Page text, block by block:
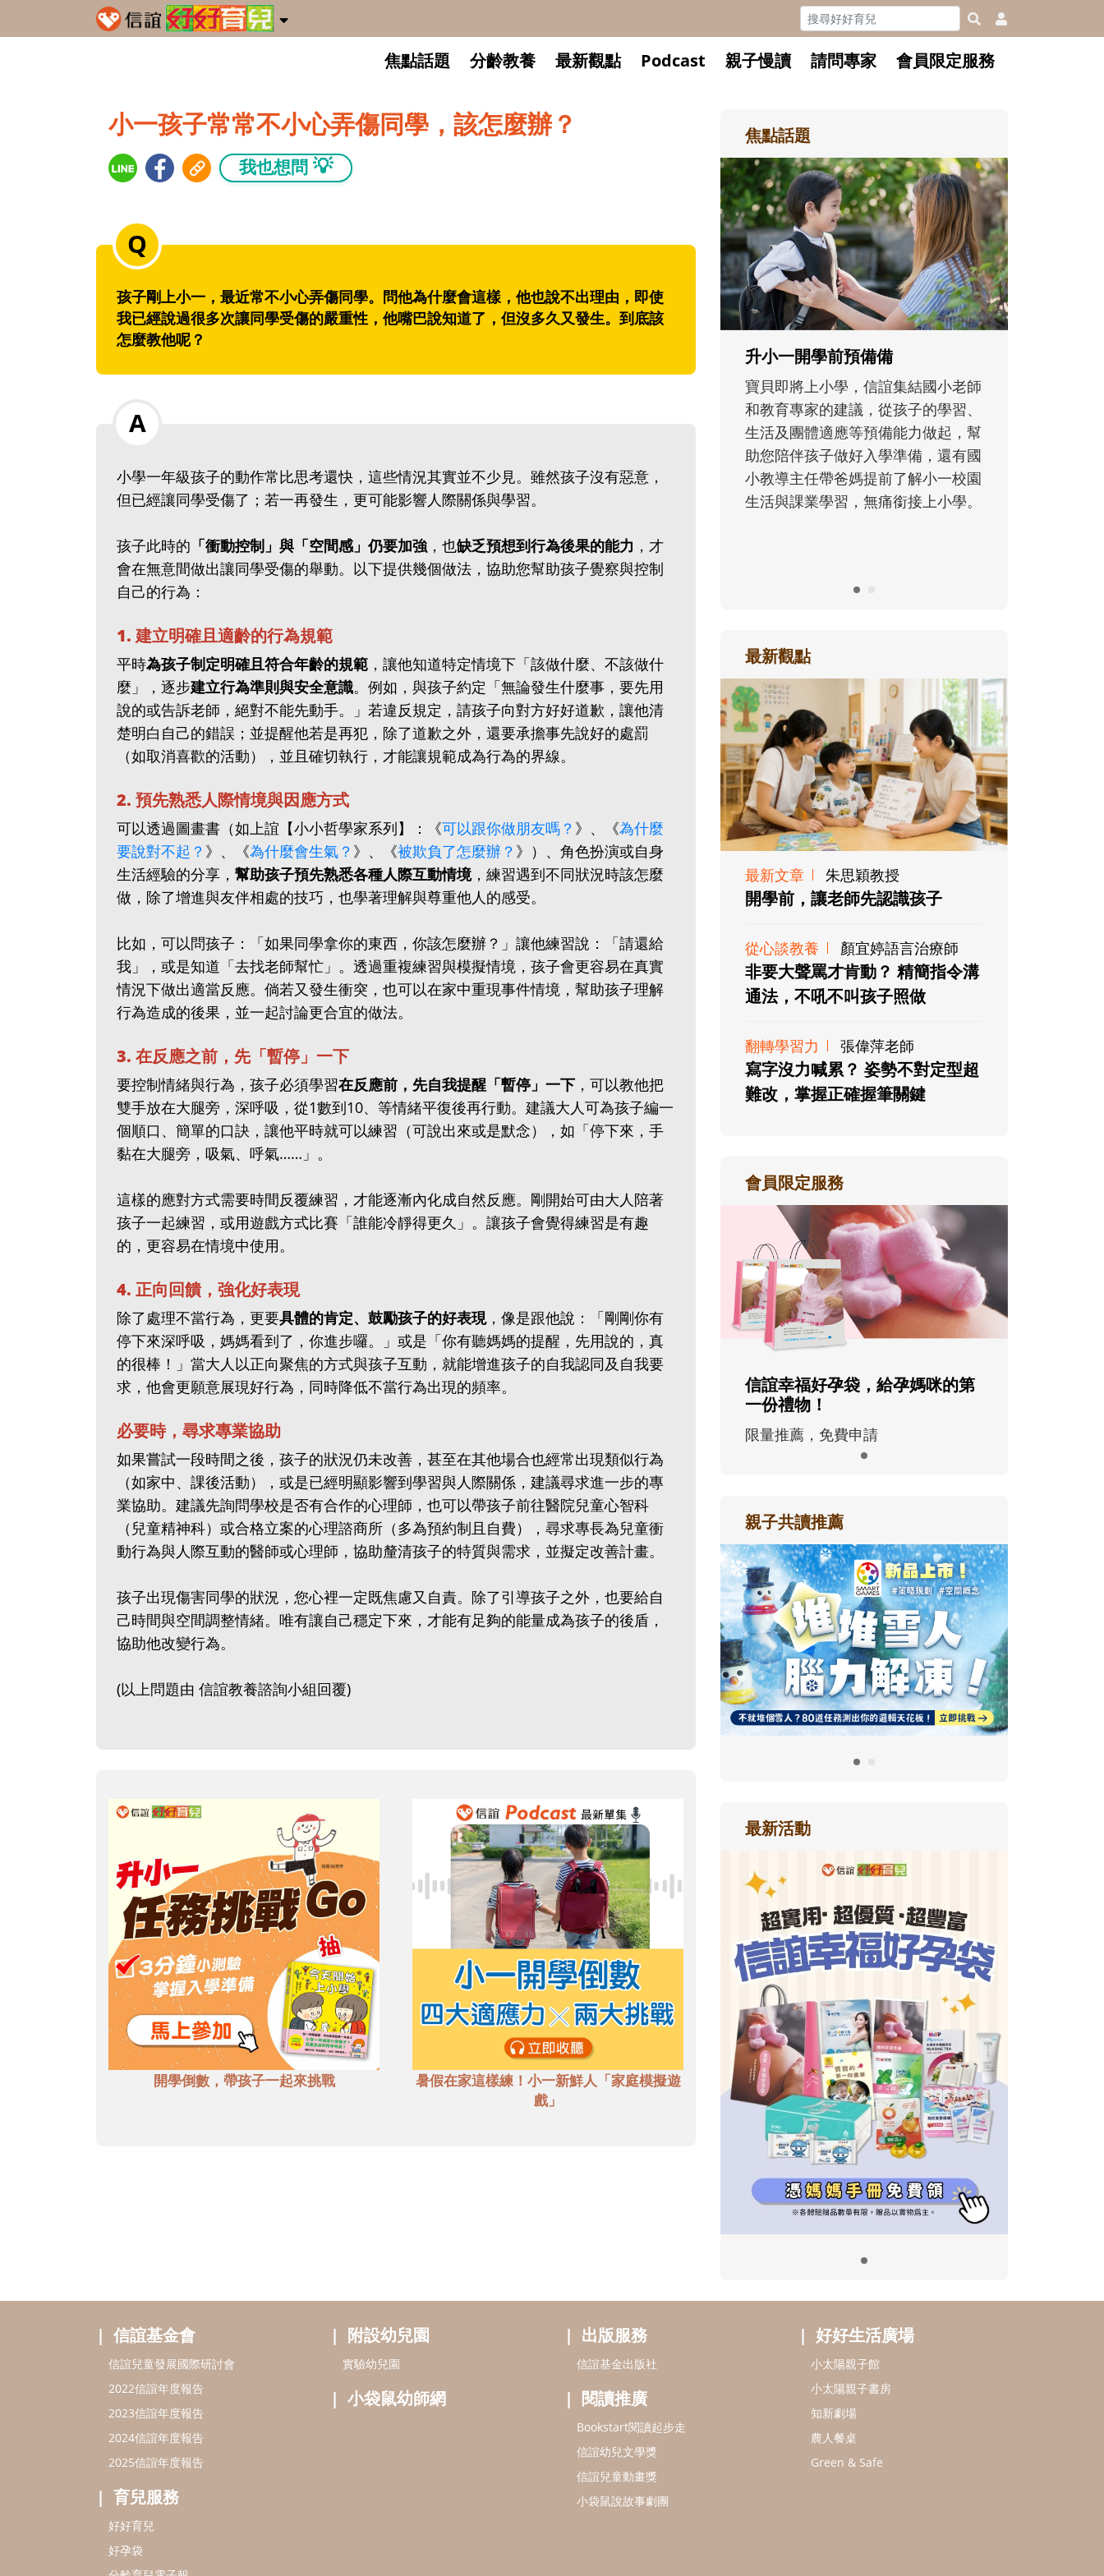
焦點話題 分齡教養 最新觀點 Podcast 親子慢讀 請問專家 會員限定服務
小一孩子常常不小心弄傷同學，該怎麼辦？
我也想問 💡
孩子剛上小一，最近常不小心弄傷同學。問他為什麼會這樣，他也說不出理由，即使
我已經說過很多次讓同學受傷的嚴重性，他嘴巴說知道了，但沒多久又發生。到底該
怎麼教他呢？
小學一年級孩子的動作常比思考還快，這些情況其實並不少見。雖然孩子沒有惡意，
但已經讓同學受傷了；若一再發生，更可能影響人際關係與學習。
孩子此時的 「衝動控制」與「空間感」仍要加強 ，也缺乏預想到行為後果的能力 ，才
會在無意間做出讓同學受傷的舉動。以下提供幾個做法，協助您幫助孩子覺察與控制
自己的行為：
1. 建立明確且適齡的行為規範
平時為孩子制定明確且符合年齡的規範 ，讓他知道特定情境下「該做什麼、不該做什
麼」，逐步建立行為準則與安全意識。例如，與孩子約定「無論發生什麼事，要先用
說的或告訴老師，絕對不能先動手。」若違反規定，請孩子向對方好好道歉，讓他清
楚明白自己的錯誤；並提醒他若是再犯，除了道歉之外，還要承擔事先說好的處罰
（如取消喜歡的活動），並且確切執行，才能讓規範成為行為的界線。
2. 預先熟悉人際情境與因應方式
可以透過圖畫書（如上誼【小小哲學家系列】：《可以跟你做朋友嗎？ 》、《為什麼
要說對不起？ 》、《為什麼會生氣？ 》、《被欺負了怎麼辦？ 》）、角色扮演或自身
生活經驗的分享， 幫助孩子預先熟悉各種人際互動情境，練習遇到不同狀況時該怎麼
做，除了增進與友伴相處的技巧，也學著理解與尊重他人的感受。
比如，可以問孩子：「如果同學拿你的東西，你該怎麼辦？」讓他練習說：「請還給
我」，或是知道「去找老師幫忙」。透過重複練習與模擬情境，孩子會更容易在真實
情況下做出適當反應。倘若又發生衝突，也可以在家中重現事件情境，幫助孩子理解
行為造成的後果，並一起討論更合宜的做法。
3. 在反應之前，先「暫停」一下
要控制情緒與行為，孩子必須學習在反應前，先自我提醒「暫停」一下 ，可以教他把
雙手放在大腿旁，深呼吸，從1數到10、等情緒平復後再行動。建議大人可為孩子編一
個順口、簡單的口訣，讓他平時就可以練習（可說出來或是默念），如「停下來，手
黏在大腿旁，吸氣、呼氣……」。
這樣的應對方式需要時間反覆練習，才能逐漸內化成自然反應。剛開始可由大人陪著
孩子一起練習，或用遊戲方式比賽「誰能冷靜得更久」。讓孩子會覺得練習是有趣
的，更容易在情境中使用。
4. 正向回饋，強化好表現
除了處理不當行為，更要具體的肯定、鼓勵孩子的好表現，像是跟他說：「剛剛你有
停下來深呼吸，媽媽看到了，你進步囉。」或是「你有聽媽媽的提醒，先用說的，真
的很棒！」當大人以正向聚焦的方式與孩子互動，就能增進孩子的自我認同及自我要
求，他會更願意展現好行為，同時降低不當行為出現的頻率。
必要時，尋求專業協助
如果嘗試一段時間之後，孩子的狀況仍未改善，甚至在其他場合也經常出現類似行為
（如家中、課後活動），或是已經明顯影響到學習與人際關係，建議尋求進一步的專
業協助。建議先詢問學校是否有合作的心理師，也可以帶孩子前往醫院兒童心智科
（兒童精神科）或合格立案的心理諮商所（多為預約制且自費），尋求專長為兒童衝
動行為與人際互動的醫師或心理師，協助釐清孩子的特質與需求，並擬定改善計畫。
孩子出現傷害同學的狀況，您心裡一定既焦慮又自責。除了引導孩子之外，也要給自
己時間與空間調整情緒。唯有讓自己穩定下來，才能有足夠的能量成為孩子的後盾，
協助他改變行為。
(以上問題由 信誼教養諮詢小組回覆)
開學倒數，帶孩子一起來挑戰
暑假在家這樣練！小一新鮮人「家庭模擬遊
戲」
焦點話題
升小一開學前預備備
寶貝即將上小學，信誼集結國小老師
和教育專家的建議，從孩子的學習、
生活及團體適應等預備能力做起，幫
助您陪伴孩子做好入學準備，還有國
小教導主任帶爸媽提前了解小一校園
生活與課業學習，無痛銜接上小學。
最新觀點
最新文章 朱思穎教授
開學前，讓老師先認識孩子
從心談教養 顏宜婷語言治療師
非要大聲罵才肯動？ 精簡指令溝
通法，不吼不叫孩子照做
翻轉學習力 張偉萍老師
寫字沒力喊累？ 姿勢不對定型超
難改，掌握正確握筆關鍵
會員限定服務
信誼幸福好孕袋，給孕媽咪的第
一份禮物！
限量推薦，免費申請
親子共讀推薦
最新活動
信誼基金會
信誼兒童發展國際研討會
2022信誼年度報告
2023信誼年度報告
2024信誼年度報告
2025信誼年度報告
育兒服務
好好育兒
好孕袋
附設幼兒園
實驗幼兒園
小袋鼠幼師網
出版服務
信誼基金出版社
閱讀推廣
Bookstart閱讀起步走
信誼幼兒文學獎
信誼兒童動畫獎
小袋鼠說故事劇團
好好生活廣場
小太陽親子館
小太陽親子書房
知新劇場
農人餐桌
Green & Safe